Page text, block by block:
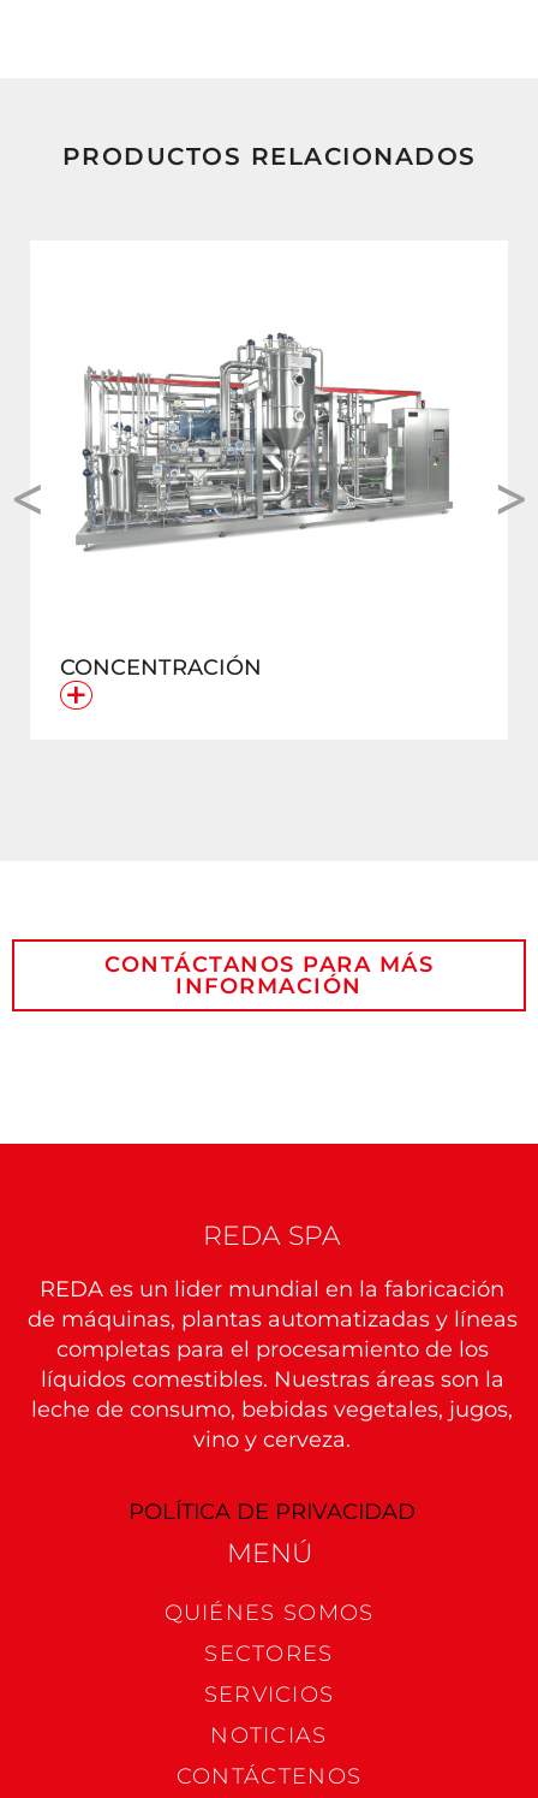
PRODUCTOS RELACIONADOS
<
CONCENTRACIÓN
+
>
CONTÁCTANOS PARA MÁS
INFORMACIÓN
CIUDAD
PAÍS
CORREO ELECTRÓNICO
Bebidas vegetales
REDA SPA
REDA es un lider mundial en la fabricación
de máquinas, plantas automatizadas y líneas
completas para el procesamiento de los
líquidos comestibles. Nuestras áreas son la
leche de consumo, bebidas vegetales, jugos,
vino y cerveza.
POLÍTICA DE PRIVACIDAD
MENÚ​
QUIÉNES SOMOS
SECTORES
SERVICIOS
NOTICIAS
CONTÁCTENOS